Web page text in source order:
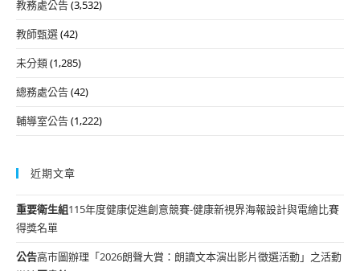
教務處公告(3,532)
教師甄選(42)
未分類(1,285)
總務處公告(42)
輔導室公告(1,222)
近期文章
重要衛生組115年度健康促進創意競賽-健康新視界海報設計與電繪比賽
得獎名單
公告高市圖辦理「2026朗聲大賞：朗讀文本演出影片徵選活動」之活動